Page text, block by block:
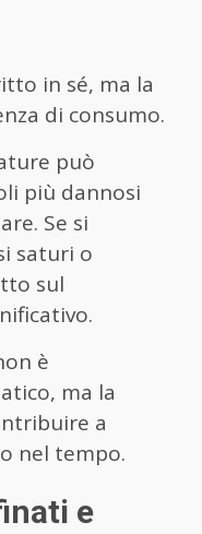
in sé, ma la
di consumo.
può
più dannosi
Se si
saturi o
sul
è
ma la
a
nel tempo.
e